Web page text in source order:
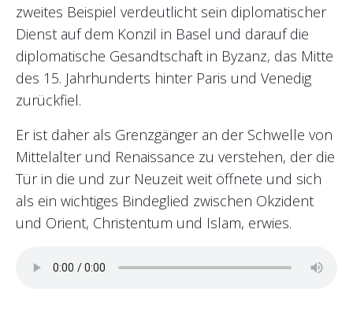
zweites Beispiel verdeutlicht sein diplomatischer
Dienst auf dem Konzil in Basel und darauf die
diplomatische Gesandtschaft in Byzanz, das Mitte
des 15. Jahrhunderts hinter Paris und Venedig
zurückfiel.
Er ist daher als Grenzgänger an der Schwelle von
Mittelalter und Renaissance zu verstehen, der die
Tür in die und zur Neuzeit weit öffnete und sich
als ein wichtiges Bindeglied zwischen Okzident
und Orient, Christentum und Islam, erwies.